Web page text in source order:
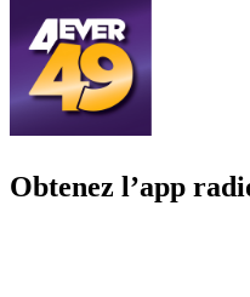
Obtenez l’app